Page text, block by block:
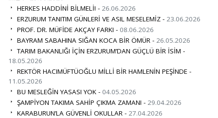
HERKES HADDİNİ BİLMELİ! - 26.06.2026
ERZURUM TANITIM GÜNLERİ VE ASIL MESELEMİZ - 23.06.2026
PROF. DR. MÜFİDE AKÇAY FARKI - 08.06.2026
BAYRAM SABAHINA SIĞAN KOCA BİR ÖMÜR - 26.05.2026
TARIM BAKANLIĞI İÇİN ERZURUM’DAN GÜÇLÜ BİR İSİM -
18.05.2026
REKTÖR HACIMÜFTÜOĞLU MİLLİ BİR HAMLENİN PEŞİNDE -
11.05.2026
BU MESLEĞİN YASASI YOK - 04.05.2026
ŞAMPİYON TAKIMA SAHİP ÇIKMA ZAMANI - 29.04.2026
KARABURUN’LA GÜVENLİ OKULLAR - 27.04.2026